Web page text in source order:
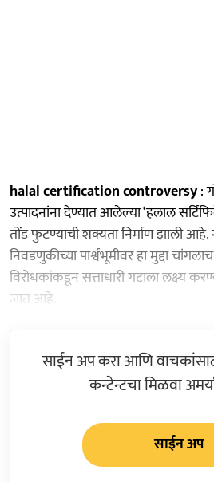
halal certification controversy:
उत्पादनांना देण्यात आलेल्या ‘हलाल
तोंड फुटण्याची शक्यता निर्माण झाली
निवडणुकीच्या पार्श्वभूमीवर हा मुद्दा
विरोधकांकडून सत्ताधारी गटाला लक्ष्य
जात आहे.
साईन अप करा आणि
कन्टेन्टचा मिळवा
साईन अप